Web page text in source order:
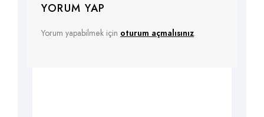
YORUM YAP
Yorum yapabilmek için oturum açmalısınız.